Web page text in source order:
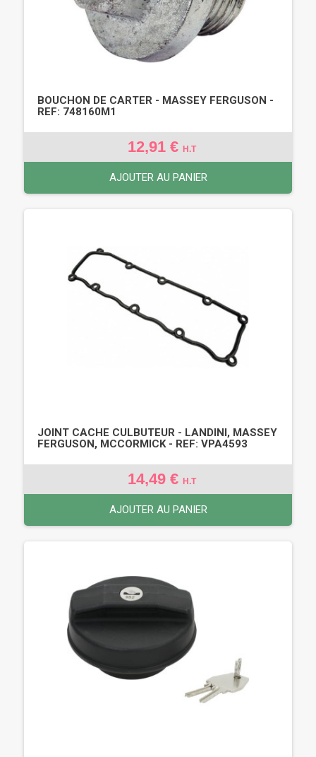
BOUCHON DE CARTER - MASSEY FERGUSON -
REF: 748160M1
12,91 € H.T
AJOUTER AU PANIER
JOINT CACHE CULBUTEUR - LANDINI, MASSEY
FERGUSON, MCCORMICK - REF: VPA4593
14,49 € H.T
AJOUTER AU PANIER